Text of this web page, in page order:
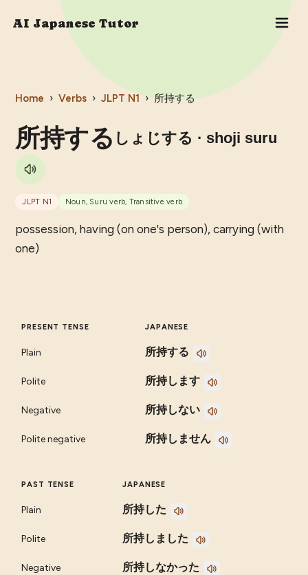
AI Japanese Tutor
Home › Verbs › JLPT N1 › 所持する
所持する しょじする · shoji suru
JLPT N1 Noun, Suru verb, Transitive verb
possession, having (on one's person), carrying (with
one)
PRESENT TENSE JAPANESE
Plain 所持する
Polite 所持します
Negative 所持しない
Polite negative 所持しません
PAST TENSE JAPANESE
Plain 所持した
Polite 所持しました
Negative 所持しなかった